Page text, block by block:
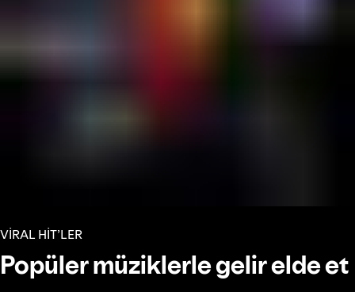
VİRAL HİT’LER
Popüler müziklerle gelir elde et